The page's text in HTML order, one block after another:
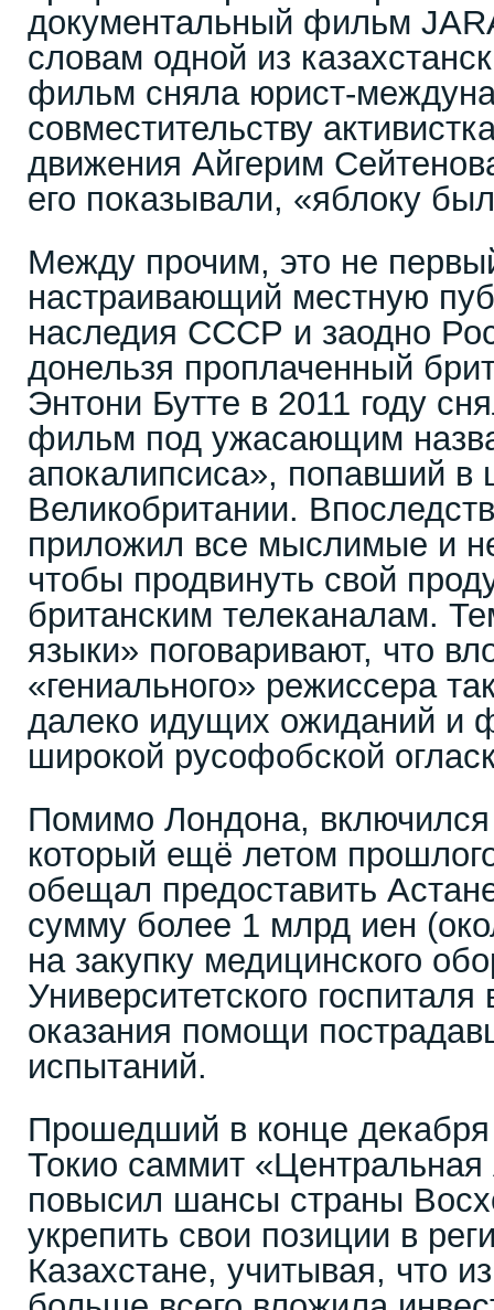
документальный фильм
словам одной из
фильм сняла юрист-
совместительству
движения Айгерим
его показывали, «яблоку
Между прочим, это не
настраивающий местную
наследия СССР и заодно
донельзя проплаченный
Энтони Бутте в 2011 году
фильм под ужасающим
апокалипсиса», попавший в
Великобритании.
приложил все мыслимые и
чтобы продвинуть свой
британским телеканалам.
языки» поговаривают, что
«гениального» режиссера
далеко идущих ожиданий и
широкой русофобской
Помимо Лондона,
который ещё летом
обещал предоставить
сумму более 1 млрд иен
на закупку медицинского
Университетского
оказания помощи
испытаний.
Прошедший в конце декабря
Токио саммит
повысил шансы страны
укрепить свои позиции в
Казахстане, учитывая, что